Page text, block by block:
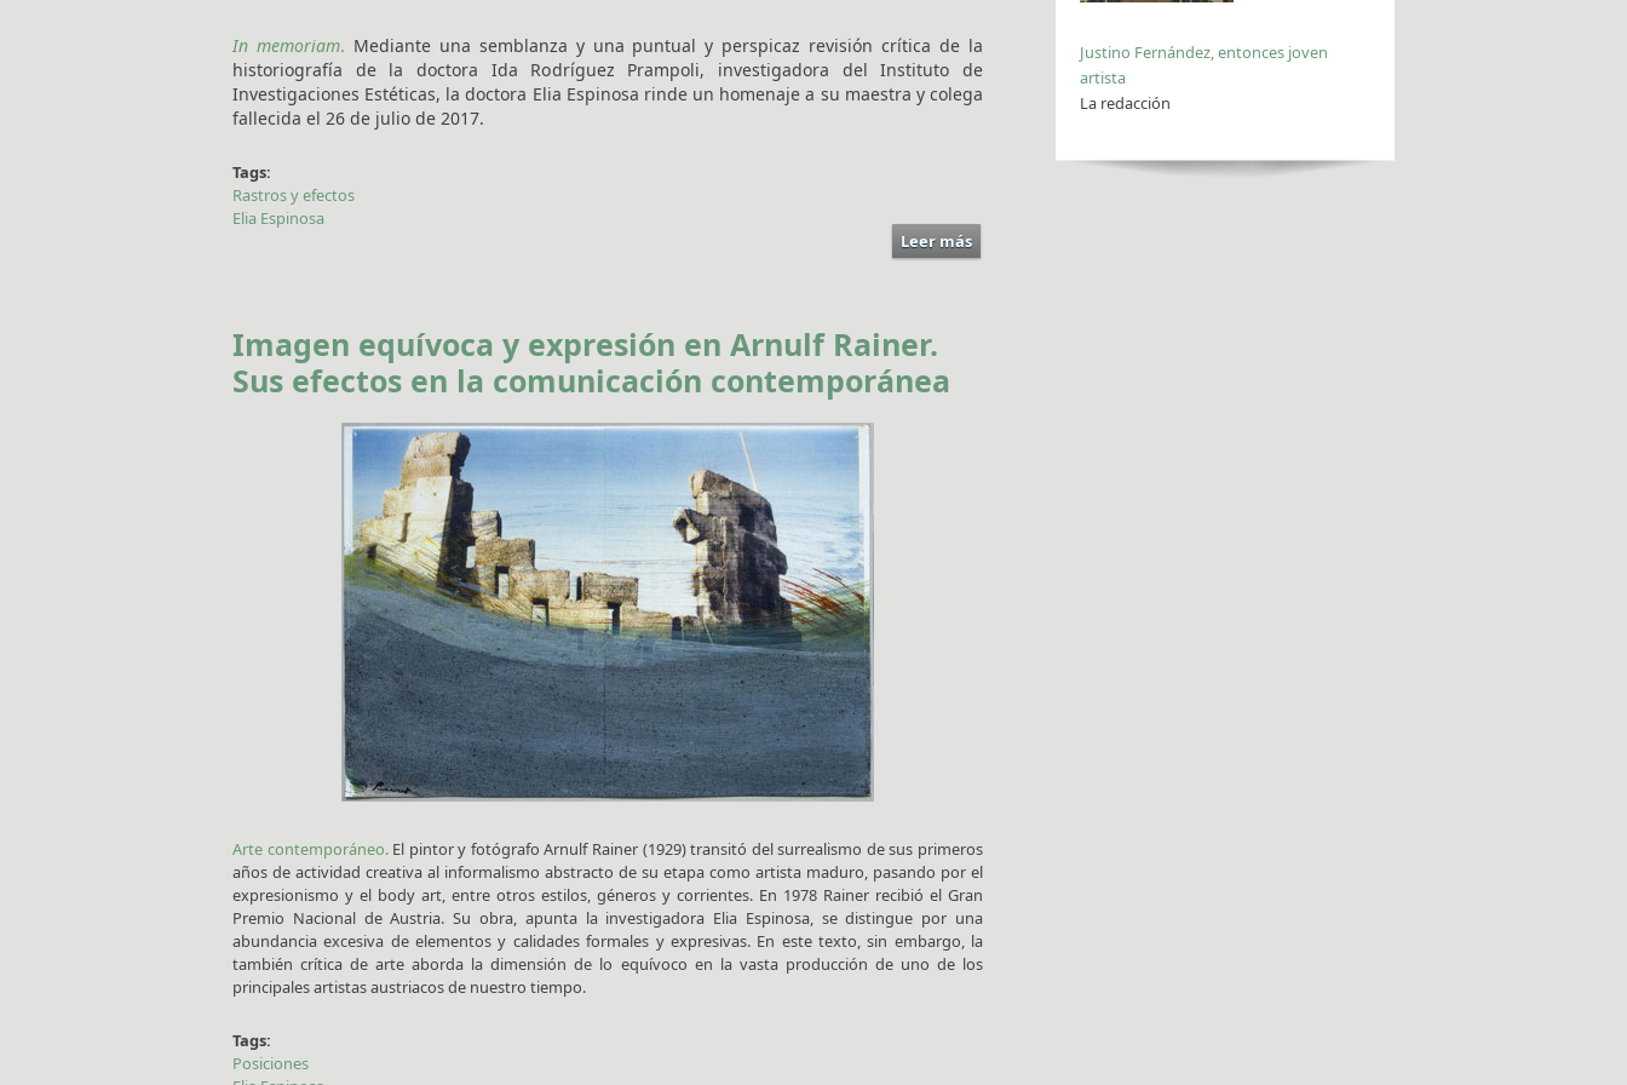
In memoriam. Mediante una semblanza y una puntual y perspicaz revisión crítica de la
historiografía de la doctora Ida Rodríguez Prampoli, investigadora del Instituto de
Investigaciones Estéticas, la doctora Elia Espinosa rinde un homenaje a su maestra y colega
fallecida el 26 de julio de 2017.
Tags:
Rastros y efectos
Elia Espinosa
Leer más
Imagen equívoca y expresión en Arnulf Rainer.
Sus efectos en la comunicación contemporánea
Arte contemporáneo.El pintor y fotógrafo Arnulf Rainer (1929) transitó del surrealismo de sus primeros
años de actividad creativa al informalismo abstracto de su etapa como artista maduro, pasando por el
expresionismo y el body art, entre otros estilos, géneros y corrientes. En 1978 Rainer recibió el Gran
Premio Nacional de Austria. Su obra, apunta la investigadora Elia Espinosa, se distingue por una
abundancia excesiva de elementos y calidades formales y expresivas. En este texto, sin embargo, la
también crítica de arte aborda la dimensión de lo equívoco en la vasta producción de uno de los
principales artistas austriacos de nuestro tiempo.
Tags:
Posiciones
Justino Fernández, entonces joven
artista
La redacción